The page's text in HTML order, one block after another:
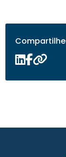
Compartilhe